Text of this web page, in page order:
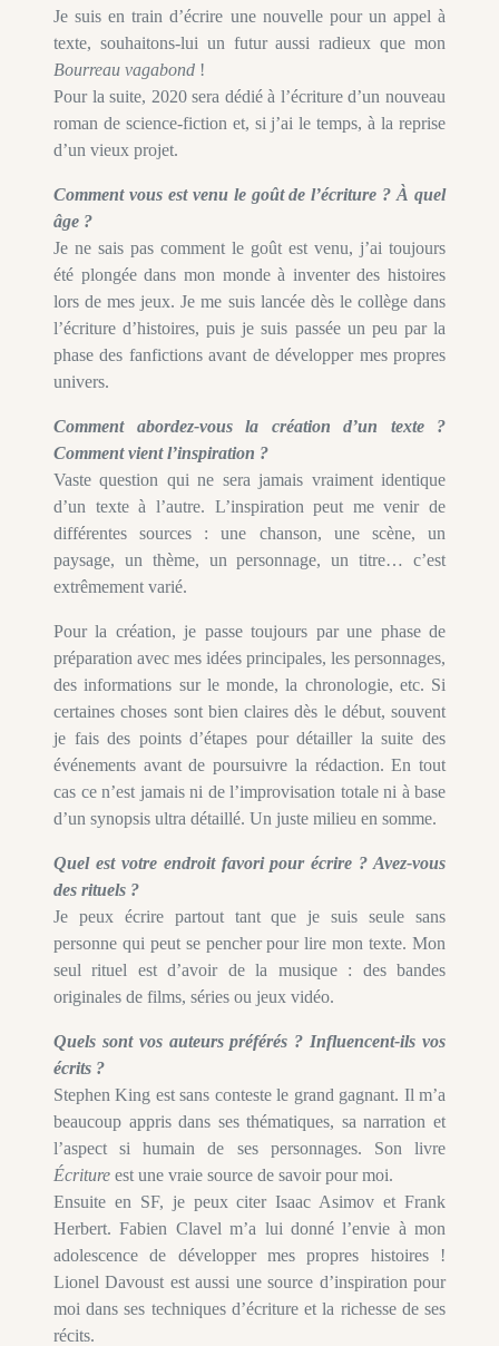
Je suis en train d’écrire une nouvelle pour un appel à
texte, souhaitons-lui un futur aussi radieux que mon
Bourreau vagabond !
Pour la suite, 2020 sera dédié à l’écriture d’un nouveau
roman de science-fiction et, si j’ai le temps, à la reprise
d’un vieux projet.
Comment vous est venu le goût de l’écriture ? À quel
âge ?
Je ne sais pas comment le goût est venu, j’ai toujours
été plongée dans mon monde à inventer des histoires
lors de mes jeux. Je me suis lancée dès le collège dans
l’écriture d’histoires, puis je suis passée un peu par la
phase des fanfictions avant de développer mes propres
univers.
Comment abordez-vous la création d’un texte ?
Comment vient l’inspiration ?
Vaste question qui ne sera jamais vraiment identique
d’un texte à l’autre. L’inspiration peut me venir de
différentes sources : une chanson, une scène, un
paysage, un thème, un personnage, un titre… c’est
extrêmement varié.
Pour la création, je passe toujours par une phase de
préparation avec mes idées principales, les personnages,
des informations sur le monde, la chronologie, etc. Si
certaines choses sont bien claires dès le début, souvent
je fais des points d’étapes pour détailler la suite des
événements avant de poursuivre la rédaction. En tout
cas ce n’est jamais ni de l’improvisation totale ni à base
d’un synopsis ultra détaillé. Un juste milieu en somme.
Quel est votre endroit favori pour écrire ? Avez-vous
des rituels ?
Je peux écrire partout tant que je suis seule sans
personne qui peut se pencher pour lire mon texte. Mon
seul rituel est d’avoir de la musique : des bandes
originales de films, séries ou jeux vidéo.
Quels sont vos auteurs préférés ? Influencent-ils vos
écrits ?
Stephen King est sans conteste le grand gagnant. Il m’a
beaucoup appris dans ses thématiques, sa narration et
l’aspect si humain de ses personnages. Son livre
Écriture est une vraie source de savoir pour moi.
Ensuite en SF, je peux citer Isaac Asimov et Frank
Herbert. Fabien Clavel m’a lui donné l’envie à mon
adolescence de développer mes propres histoires !
Lionel Davoust est aussi une source d’inspiration pour
moi dans ses techniques d’écriture et la richesse de ses
récits.